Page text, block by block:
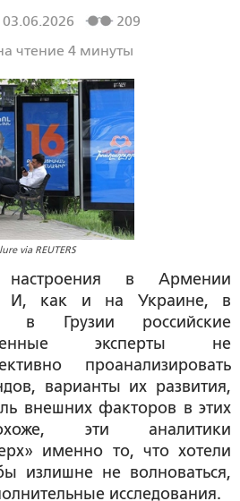
209
чтение 4 минуты
via REUTERS
настроения в Армении
И, как и на Украине, в
в Грузии российские
эксперты не
проанализировать
варианты их развития,
внешних факторов в этих
эти аналитики
именно то, что хотели
излишне не волноваться,
исследования.